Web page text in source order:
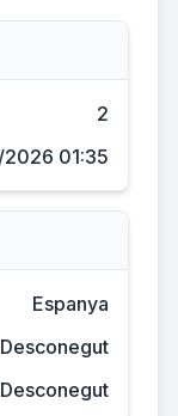
2
01:35
Espanya
Desconegut
Desconegut